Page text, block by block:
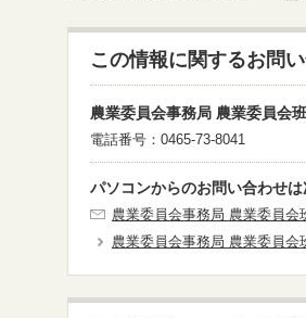
この情報に関するお問
農業委員会事務局 農業委員会班
電話番号：0465-73-8041
パソコンからのお問い合わせ
農業委員会事務局 農業委員
農業委員会事務局 農業委員会